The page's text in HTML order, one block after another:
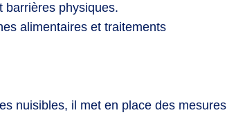
barrières physiques.
alimentaires et traitements
nuisibles, il met en place des mesures